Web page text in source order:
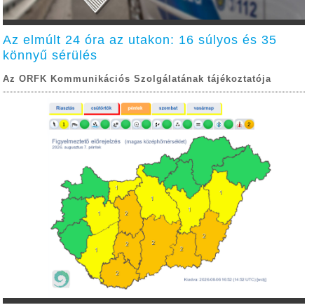
Az elmúlt 24 óra az utakon: 16 súlyos és 35
könnyű sérülés
Az ORFK Kommunikációs Szolgálatának tájékoztatója